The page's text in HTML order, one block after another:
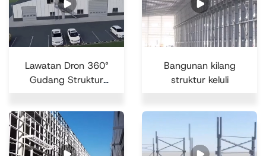
Lawatan Dron 360°
Gudang Struktur
Teknologi...
Bangunan kilang
struktur keluli